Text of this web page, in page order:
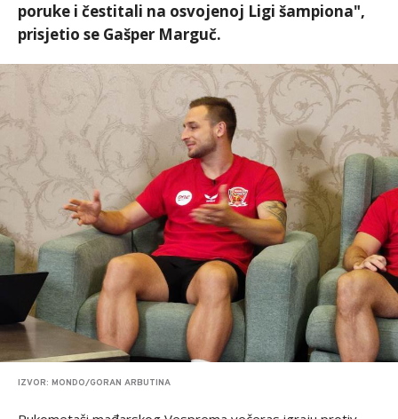
poruke i čestitali na osvojenoj Ligi šampiona",
prisjetio se Gašper Marguč.
IZVOR: MONDO/GORAN ARBUTINA